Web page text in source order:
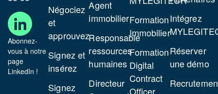
Abonnez-
vous à notre
page
LinkedIn !
Négociez
et
approuvez
Signez et
insérez
Signez
Agent
immobilier
Responsable
ressources
humaines
Directeur
Formation
Immobilier
Formation
Digital
Contract
Officer
Intégrez
Réserver
une démo